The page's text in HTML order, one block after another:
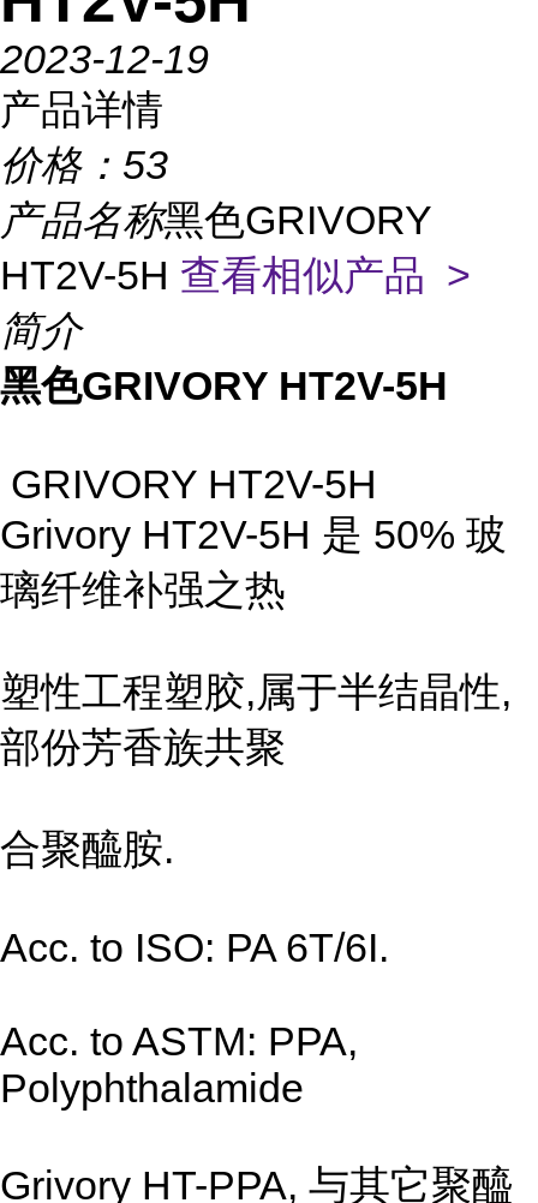
2023-12-19
产品详情
价格： 53
产品名称黑色GRIVORY
HT2V-5H 查看相似产品 >
简介
黑色GRIVORY HT2V-5H
GRIVORY HT2V-5H
Grivory HT2V-5H 是 50% 玻
璃纤维补强之热
塑性工程塑胶,属于半结晶性,
部份芳香族共聚
合聚醯胺.
Acc. to ISO: PA 6T/6I.
Acc. to ASTM: PPA,
Polyphthalamide
Grivory HT-PPA, 与其它聚醯